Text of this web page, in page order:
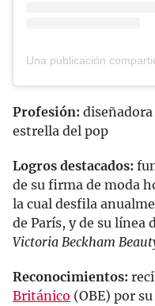
Profesión:
estrella del pop
Logros destacados:
de su firma de moda
la cual desfila
de París, y de su línea
Victoria Beckham
Reconocimientos:
Británico (OBE) por